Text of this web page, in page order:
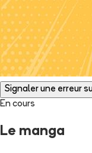
Signaler une erreur
En cours
Le manga